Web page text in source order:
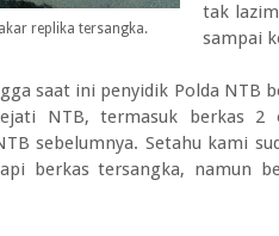
replika tersangka.
tak
sampai
saat ini penyidik Polda NTB
NTB, termasuk berkas 2
sebelumnya. Setahu kami
berkas tersangka, namun